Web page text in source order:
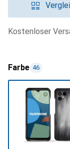
kostenloser
Farbe 46